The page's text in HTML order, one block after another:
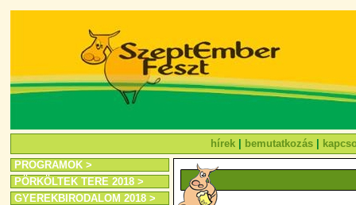
hírek bemutatkozás
PROGRAMOK >
PÖRKÖLTEK TERE 2018 >
GYEREKBIRODALOM 2018 >